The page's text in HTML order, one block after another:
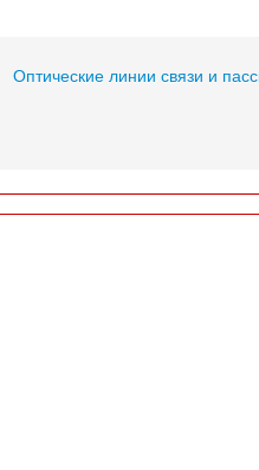
Оптические линии связи и